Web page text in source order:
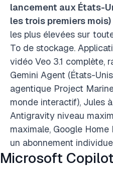
lancement aux États-
les trois premiers mois)
les plus élevées sur
To de stockage.
vidéo Veo 3.1 complète,
Gemini Agent (États-
agentique Project
monde interactif), Jules
Antigravity niveau
maximale, Google
un abonnement
Microsoft Copilot